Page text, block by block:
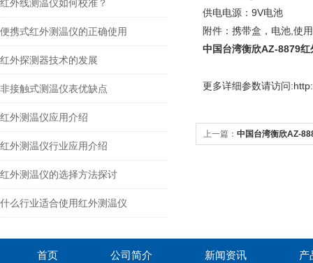
红外线测温仪如何校准？
便携式红外测温仪的正确使用
红外探测器技术的发展
非接触式测温仪表优缺点
红外测温仪应用介绍
红外测温仪行业应用介绍
红外测温仪的选择方法探讨
什么行业适合使用红外测温仪
供电电源：9V电池
附件：携带盒，电池,使
中国台湾衡欣AZ-8879红
更多详细参数请访问
上一篇： 中国台湾衡欣AZ-
首页 公司简介 新闻资讯 产